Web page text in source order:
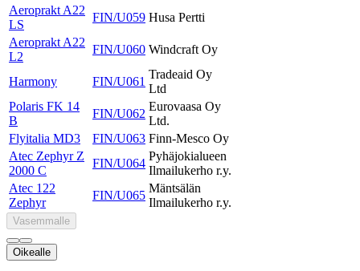
Aeroprakt A22
LS
FIN/U059 Husa Pertti
Aeroprakt A22
L2
FIN/U060 Windcraft Oy
Harmony FIN/U061
Tradeaid Oy
Ltd
Polaris FK 14
B
FIN/U062
Eurovaasa Oy
Ltd.
Flyitalia MD3
FIN/U063 Finn-Mesco Oy
Atec Zephyr Z
2000 C
FIN/U064
Pyhäjokialueen
Ilmailukerho r.y.
Atec 122
Zephyr
FIN/U065
Mäntsälän
Ilmailukerho r.y.
Vasemmalle
Oikealle